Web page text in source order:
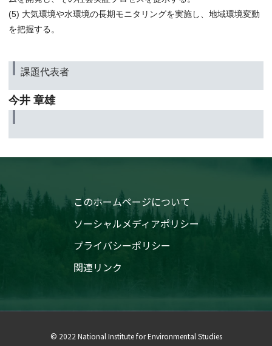
(5) 大気環境や水環境の長期モニタリングを実施し、地域環境変動
を把握する。
課題代表者
今井 章雄
このホームページについて
ソーシャルメディアポリシー
プライバシーポリシー
関連リンク
© 2022 National Institute for Environmental Studies